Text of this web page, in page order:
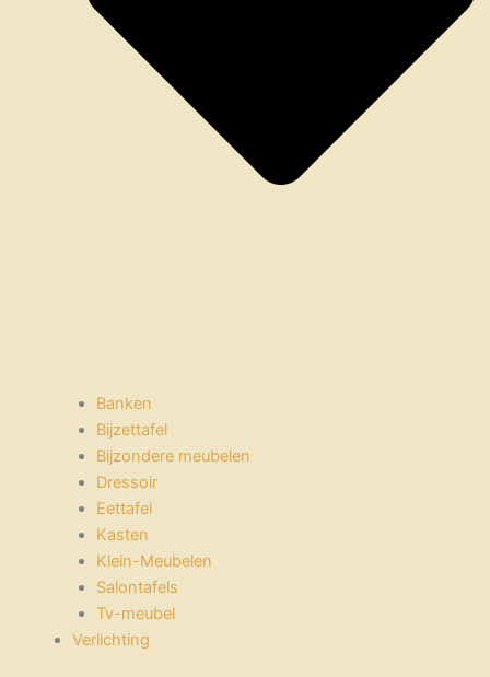
Banken
Bijzettafel
Bijzondere meubelen
Dressoir
Eettafel
Kasten
Klein-Meubelen
Salontafels
Tv-meubel
Verlichting